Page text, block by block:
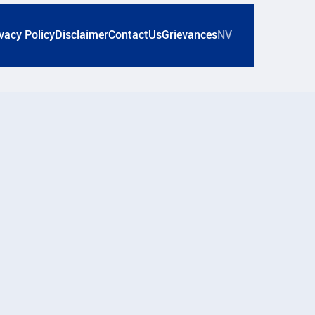
PolicyDisclaimerContactUsGrievancesNV